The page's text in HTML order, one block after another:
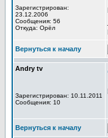
Зарегистрирован:
23.12.2006
Сообщения: 56
Откуда: Орёл
Вернуться к началу
Andry tv
Зарегистрирован: 10.11.2011
Сообщения: 10
Вернуться к началу